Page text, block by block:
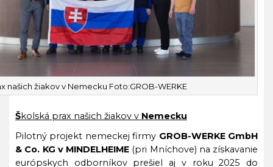
našich žiakov v Nemecku Foto:GROB-WERKE
Školská prax našich žiakov v Nemecku
Pilotný projekt nemeckej firmy GROB-WERKE GmbH
& Co. KG v MINDELHEIME (pri Mníchove) na získavanie
európskych odborníkov prešiel aj v roku 2025 do